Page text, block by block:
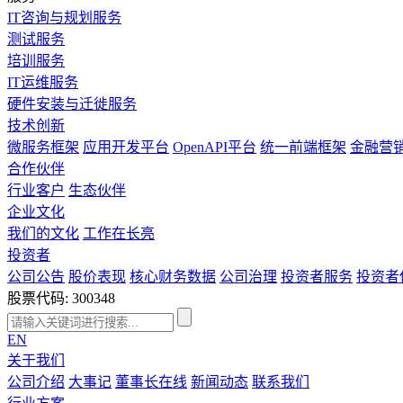
IT咨询与规划服务
测试服务
培训服务
IT运维服务
硬件安装与迁徙服务
技术创新
微服务框架 应用开发平台 OpenAPI平台 统一前端框架 金融营
合作伙伴
行业客户 生态伙伴
企业文化
我们的文化 工作在长亮
投资者
公司公告 股价表现 核心财务数据 公司治理 投资者服务 投资者
股票代码: 300348
EN
关于我们
公司介绍 大事记 董事长在线 新闻动态 联系我们